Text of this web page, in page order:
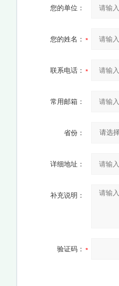
您的单位：
您的姓名：
联系电话：
常用邮箱：
省份：
详细地址：
补充说明：
验证码：